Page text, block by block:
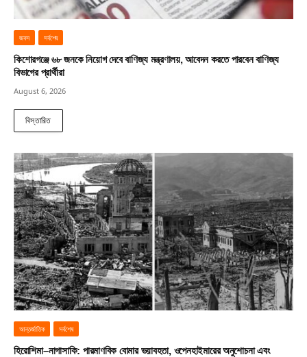
জবস সর্বশেষ
কিশোরগঞ্জে ৬৮ জনকে নিয়োগ দেবে বাণিজ্য মন্ত্রণালয়, আবেদন করতে পারবেন বাণিজ্য
বিভাগের প্রার্থীরা
August 6, 2026
বিস্তারিত
আন্তর্জাতিক সর্বশেষ
হিরোশিমা–নাগাসাকি: পারমাণবিক বোমার ভয়াবহতা, ওপেনহাইমারের অনুশোচনা এবং